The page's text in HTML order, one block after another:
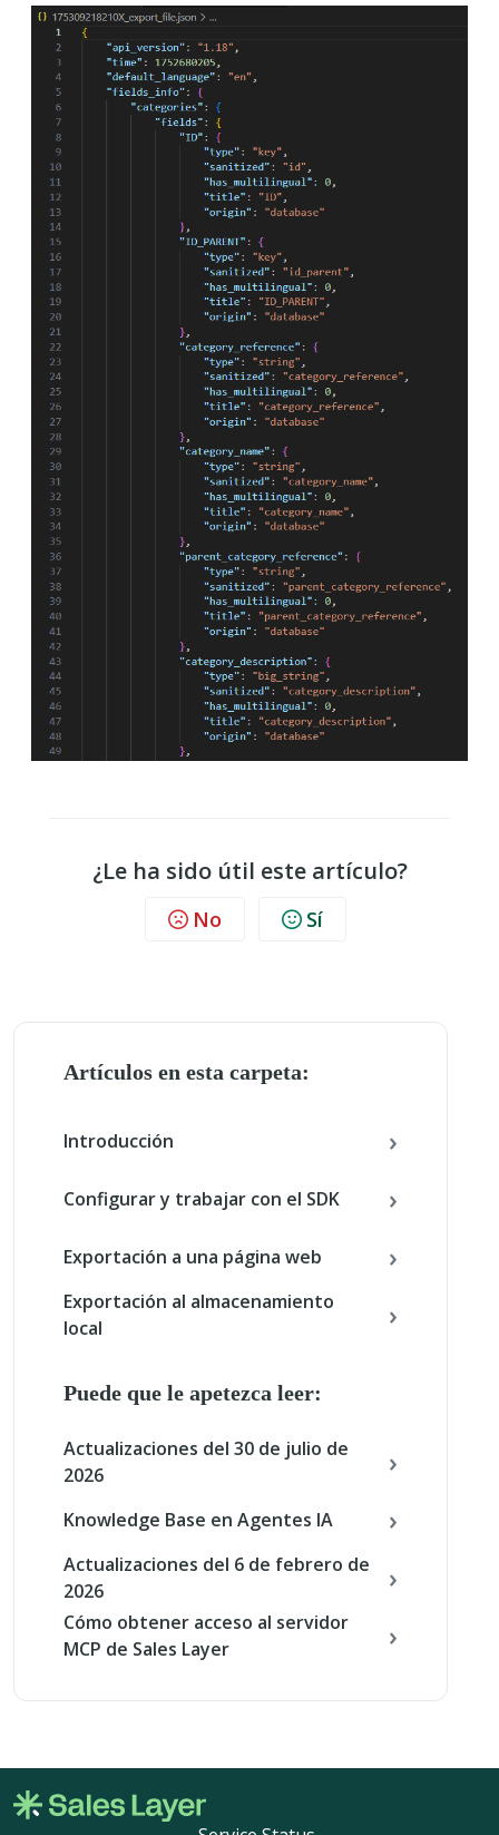
¿Le ha sido útil este artículo?
No Sí
Artículos en esta carpeta:
Introducción
Configurar y trabajar con el SDK
Exportación a una página web
Exportación al almacenamiento
local
Puede que le apetezca leer:
Actualizaciones del 30 de julio de
2026
Knowledge Base en Agentes IA
Actualizaciones del 6 de febrero de
2026
Cómo obtener acceso al servidor
MCP de Sales Layer